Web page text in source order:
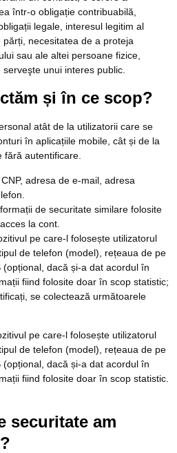
într-o obligație contribuabilă,
legale, interesul legitim al
necesitatea de a proteja
sau ale altei persoane fizice,
unui interes public.
și în ce scop?
atât de la utilizatorii care se
în aplicațiile mobile, cât și de la
fără autentificare.
adresa de e-mail, adresa
de securitate similare folosite
la cont.
pe care-l folosește utilizatorul
de telefon (model), rețeaua de pe
dacă și-a dat acordul în
fiind folosite doar în scop statistic;
se colectează următoarele
pe care-l folosește utilizatorul
de telefon (model), rețeaua de pe
dacă și-a dat acordul în
fiind folosite doar în scop statistic.
securitate am